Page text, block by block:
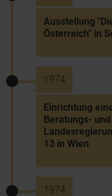
Ausstellung
Österreich" in
1974
Einrichtung
Beratungs-
13 in Wien
1974